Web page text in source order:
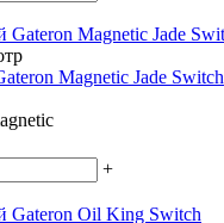
Magnetic Jade Switch
+